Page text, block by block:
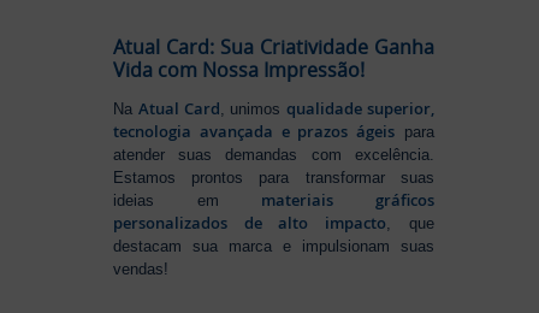
Atual Card: Sua Criatividade Ganha
Vida com Nossa Impressão!
Na Atual Card, unimos qualidade superior,
tecnologia avançada e prazos ágeispara
atender suas demandas com excelência.
Estamos prontos para transformar suas
ideias em materiais gráficos
personalizados de alto impacto, que
destacam sua marca e impulsionam suas
vendas!